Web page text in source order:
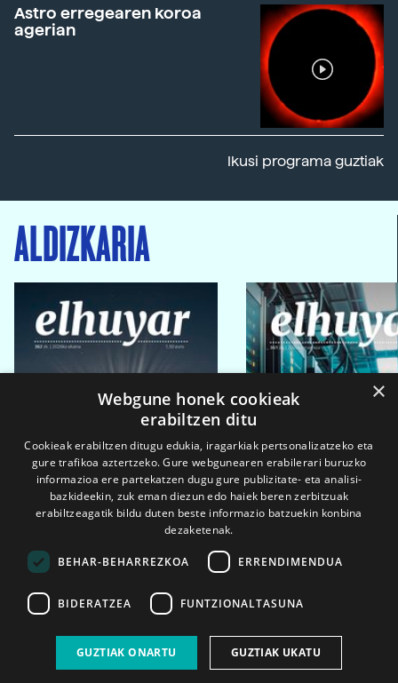
Astro erregearen koroa
agerian
Ikusi programa guztiak
ALDIZKARIA
2026ko eka. 1a 2026ko mar. 1a
×
Webgune honek cookieak
erabiltzen ditu
Cookieak erabiltzen ditugu edukia, iragarkiak pertsonalizatzeko eta
gure trafikoa aztertzeko. Gure webgunearen erabilerari buruzko
informazioa ere partekatzen dugu gure publizitate- eta analisi-
bazkideekin, zuk eman diezun edo haiek beren zerbitzuak
erabiltzeagatik bildu duten beste informazio batzuekin konbina
dezaketenak.
BEHAR-BEHARREZKOA ERRENDIMENDUA
BIDERATZEA FUNTZIONALTASUNA
GUZTIAK ONARTU GUZTIAK UKATU